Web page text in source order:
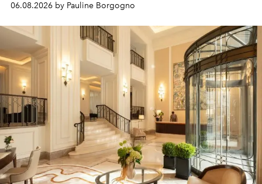
06.08.2026 by Pauline Borgogno